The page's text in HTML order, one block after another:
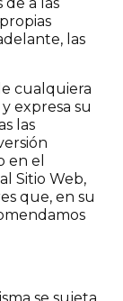
las
cualquiera
expresa su
las
en el
Sitio Web,
que, en su